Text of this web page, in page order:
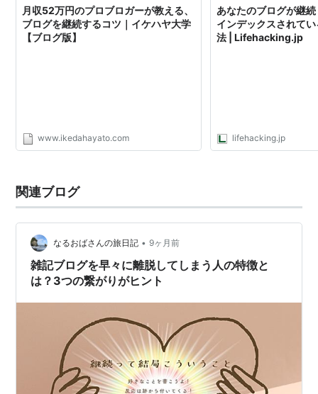
月収52万円のプロブロガーが教える、
ブログを継続するコツ｜イケハヤ大学
【ブログ版】
www.ikedahayato.com
あなたのブログが継
インデックスされて
法 | Lifehacking.jp
lifehacking.jp
関連ブログ
なるおばさんの旅日記 • 9ヶ月前
雑記ブログを早々に離脱してしまう人の特徴と
は？3つの繋がりがヒント